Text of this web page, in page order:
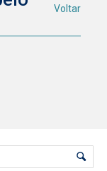
Voltar